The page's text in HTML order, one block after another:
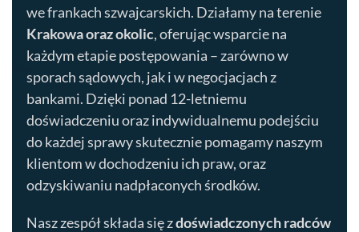
we frankach szwajcarskich. Działamy na terenie
Krakowaoraz okolic, oferując wsparcie na
każdym etapie postępowania – zarówno w
sporach sądowych, jak i w negocjacjach z
bankami. Dzięki ponad 12-letniemu
doświadczeniu oraz indywidualnemu podejściu
do każdej sprawy skutecznie pomagamy naszym
klientom w dochodzeniu ich praw, oraz
odzyskiwaniu nadpłaconych środków.
Nasz zespół składa się zdoświadczonych radców